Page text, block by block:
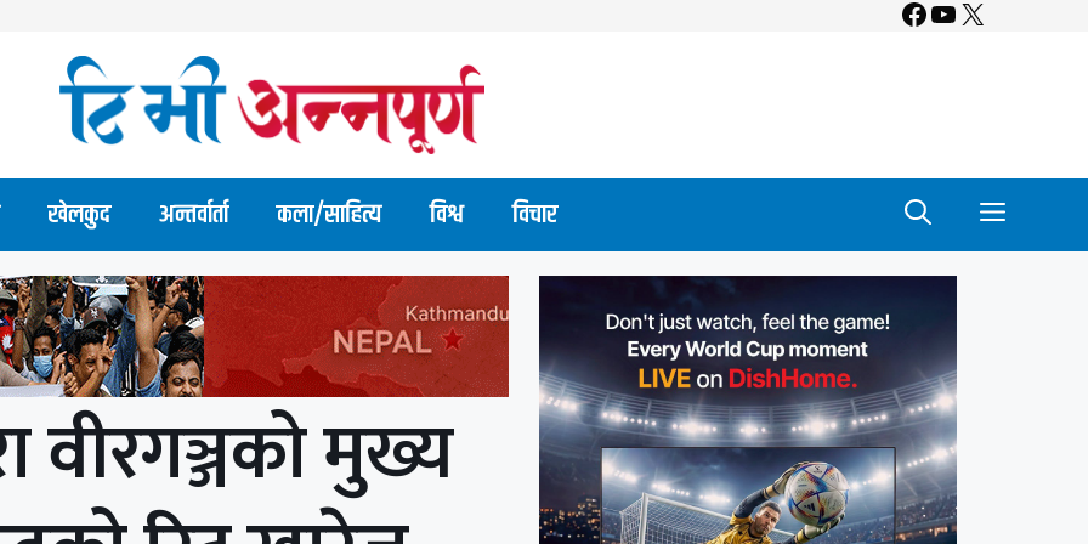
Facebook
YouTube
X
खेलकुद अन्तर्वार्ता कला/साहित्य विश्व विचार
वीरगञ्जको मुख्य